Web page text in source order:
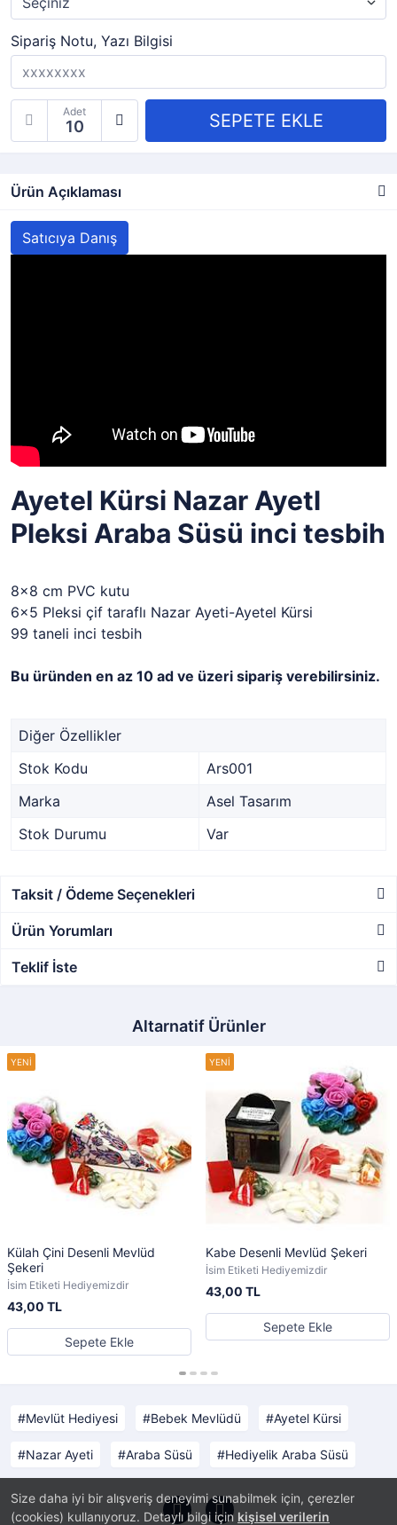
Size daha iyi bir alışveriş deneyimi sunabilmek için, çerezler
(cookies) kullanıyoruz. Detaylı bilgi için kişisel verilerin
Sipariş Notu, Yazı Bilgisi
Adet
Ürün Açıklaması
Satıcıya Danış
Ayetel Kürsi Nazar Ayetl
Pleksi Araba Süsü inci tesbih
8x8 cm PVC kutu
6x5 Pleksi çif taraflı Nazar Ayeti-Ayetel Kürsi
99 taneli inci tesbih
Bu üründen en az 10 ad ve üzeri sipariş verebilirsiniz.
Diğer Özellikler
Stok Kodu
Ars001
Marka
Asel Tasarım
Stok Durumu
Var
Taksit / Ödeme Seçenekleri
Ürün Yorumları
Teklif İste
Altarnatif Ürünler
Külah Çini Desenli Mevlüd
Şekeri
İsim Etiketi Hediyemizdir
43,00 TL
Sepete Ekle
Kabe Desenli Mevlüd Şekeri
İsim Etiketi Hediyemizdir
43,00 TL
Sepete Ekle
Mevlüt Hediyesi Bebek Mevlüdü Ayetel Kürsi
Nazar Ayeti Araba Süsü Hediyelik Araba Süsü